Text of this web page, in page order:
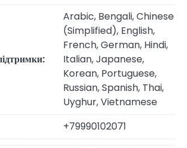
Arabic, Bengali, Chinese
(Simplified), English,
French, German, Hindi,
Italian, Japanese,
Korean, Portuguese,
Russian, Spanish, Thai,
Uyghur, Vietnamese
+79990102071